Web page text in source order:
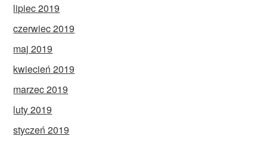
lipiec 2019
czerwiec 2019
maj 2019
kwiecień 2019
marzec 2019
luty 2019
styczeń 2019